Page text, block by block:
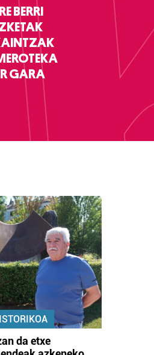
BERRI
GARA
da etxe